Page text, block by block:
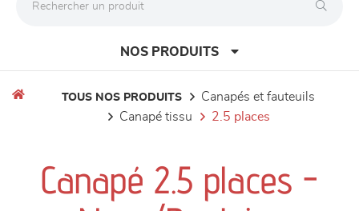
NOS PRODUITS
séjours
TOUS NOS PRODUITS
canapés et fauteuils
canapé tissu
2.5 places
Canapé 2.5 places -